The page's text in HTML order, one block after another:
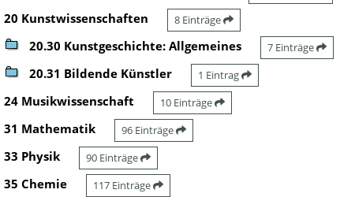
20 Kunstwissenschaften 8 Einträge
20.30 Kunstgeschichte: Allgemeines 7 Einträge
20.31 Bildende Künstler 1 Eintrag
24 Musikwissenschaft 10 Einträge
31 Mathematik 96 Einträge
33 Physik 90 Einträge
35 Chemie 117 Einträge